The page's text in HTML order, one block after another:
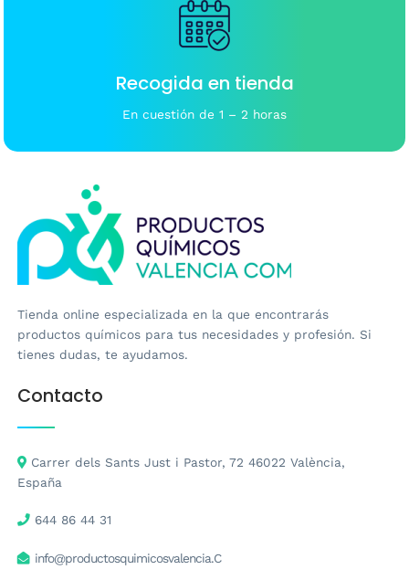
Recogida en tienda
En cuestión de 1 – 2 horas
Tienda online especializada en la que encontrarás
productos químicos para tus necesidades y profesión. Si
tienes dudas, te ayudamos.
Contacto
Carrer dels Sants Just i Pastor, 72 46022 València,
España
644 86 44 31
info@productosquimicosvalencia.C